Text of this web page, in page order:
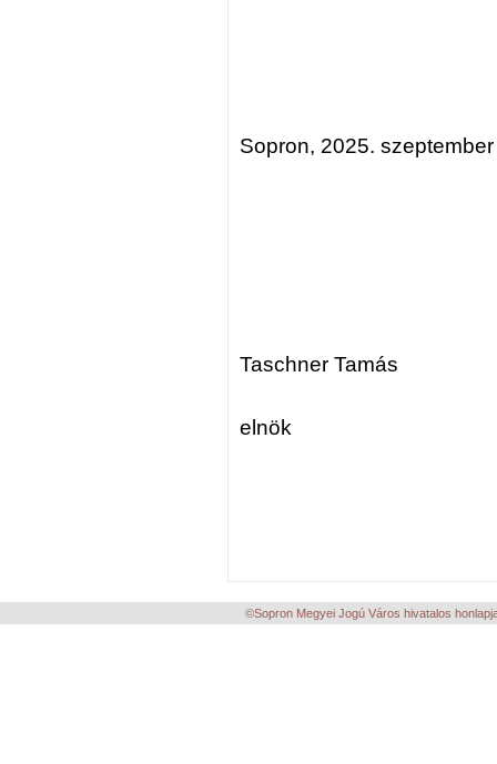
Sopron, 2025.
Taschner Tamás
elnök
©Sopron Megyei Jogú Város hivatalos